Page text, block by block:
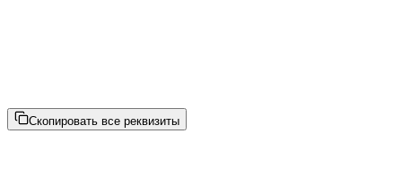
Скопировать все реквизиты